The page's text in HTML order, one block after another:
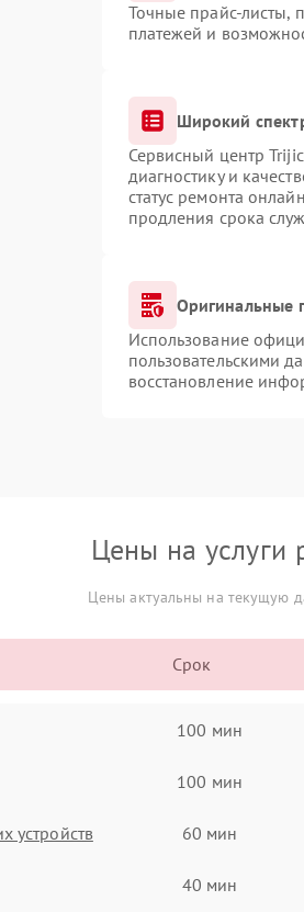
Точные прайс-листы,
платежей и
Широкий
Сервисный центр
диагностику и
статус ремонта
продления срока
Оригинальные
Использование
пользовательскими
восстановление
Цены на услуги
Цены актуальны на текущую
Срок
100 мин
100 мин
устройств 60 мин
40 мин